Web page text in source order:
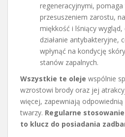
regeneracyjnymi, pomaga
przesuszeniem zarostu,
miękkość i lśniący
działanie antybakteryjne,
wpłynąć na kondycję
stanów zapalnych.
Wszystkie te oleje wspólnie
wzrostowi brody oraz jej
więcej, zapewniają
twarzy. Regularne
to klucz do posiadania